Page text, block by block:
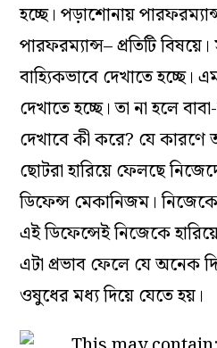
হচ্ছে। পড়াশোনায়
পারফরম্যান্স– প্রতিটি
বাহ্যিকভাবে দেখাতে হচ্ছে।
দেখাতে হচ্ছে। তা না হলে
দেখাবে কী করে? যে
ছোটরা হারিয়ে ফেলছে
ডিফেন্স মেকানিজম।
এই ডিফেন্সেই নিজেকে
এটা প্রভাব ফেলে যে অনেক
ওষুধের মধ্য দিয়ে যেতে হয়।